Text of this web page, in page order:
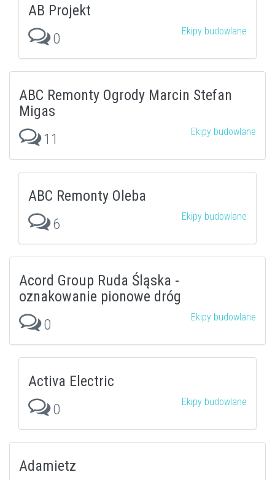
AB Projekt
0
Ekipy budowlane
ABC Remonty Ogrody Marcin Stefan
Migas
11
Ekipy budowlane
ABC Remonty Oleba
6
Ekipy budowlane
Acord Group Ruda Śląska -
oznakowanie pionowe dróg
0
Ekipy budowlane
Activa Electric
0
Ekipy budowlane
Adamietz